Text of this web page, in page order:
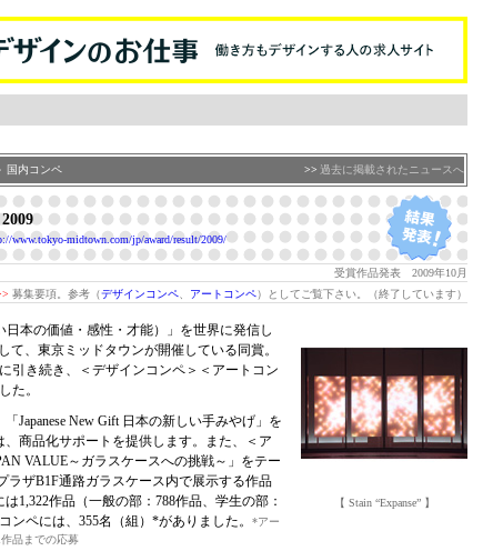
国内コンペ >> 過去に掲載されたニュースへ
www.tokyo-midtown.com/jp/award/result/2009/
受賞作品発表 2009年10月
募集要項。参考（デザインコンペ アートコンペ）としてご覧下さい。（終了しています）
日本の価値・感性・才能）」を世界に発信し
て、東京ミッドタウンが開催している同賞。
引き続き、＜デザインコンペ＞＜アートコン
た。
Japanese New Gift 日本の新しい手みやげ」を
商品化サポートを提供します。また、＜ア
VALUE～ガラスケースへの挑戦～」をテー
ラザB1F通路ガラスケース内で展示する作品
1,322作品（一般の部：788作品、学生の部：
ンペには、355名（組）*がありました。
*アー
品までの応募
【 Stain “Expanse” 】